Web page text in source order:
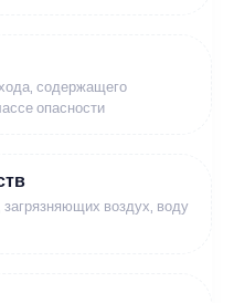
содержащего
опасности
воздух, воду